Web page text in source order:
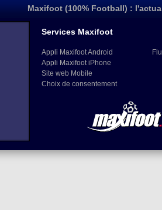
Maxifoot (100% Football) :
Services Maxifoot
Appli Maxifoot Android
Appli Maxifoot iPhone
Site web Mobile
Choix de consentement